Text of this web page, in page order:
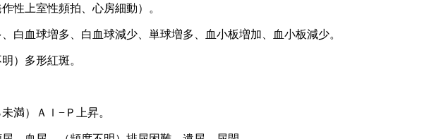
性上室性頻拍、心房細動）。
血球増多、白血球減少、単球増多、血小板増加、血小板減少。
）多形紅斑。
満）Ａｌ−Ｐ上昇。